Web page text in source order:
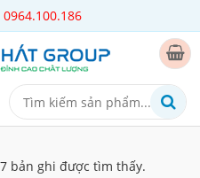
0964.100.186
bản ghi được tìm thấy.